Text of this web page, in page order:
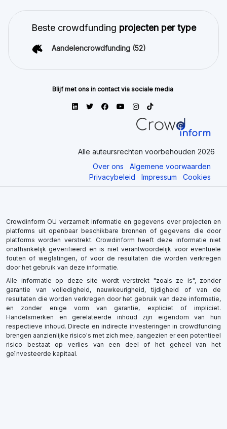
Beste crowdfunding projecten per type
Aandelencrowdfunding (52)
Blijf met ons in contact via sociale media
Alle auteursrechten voorbehouden 2026
Over ons
Algemene voorwaarden
Privacybeleid
Impressum Cookies
Crowdinform OU verzamelt informatie en gegevens over projecten en
platforms uit openbaar beschikbare bronnen of gegevens die door
platforms worden verstrekt. Crowdinform heeft deze informatie niet
onafhankelijk geverifieerd en is niet verantwoordelijk voor eventuele
fouten of weglatingen, of voor de resultaten die worden verkregen
door het gebruik van deze informatie.
Alle informatie op deze site wordt verstrekt "zoals ze is", zonder
garantie van volledigheid, nauwkeurigheid, tijdigheid of van de
resultaten die worden verkregen door het gebruik van deze informatie,
en zonder enige vorm van garantie, expliciet of impliciet.
Handelsmerken en gerelateerde inhoud zijn eigendom van hun
respectieve inhoud. Directe en indirecte investeringen in crowdfunding
brengen aanzienlijke risico's met zich mee, aangezien er een potentieel
risico bestaat op verlies van een deel of het geheel van het
geïnvesteerde kapitaal.